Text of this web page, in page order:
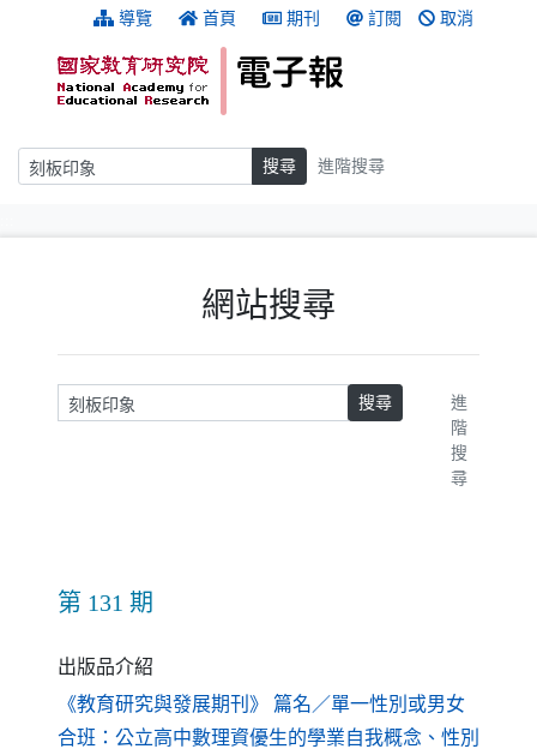
跳到主要內容 導覽 首頁 期刊 訂閱 取消
搜尋 搜尋 進階搜尋
網站搜尋
請輸入關鍵字 搜尋
進
階
搜
尋
第 131 期
出版品介紹
《教育研究與發展期刊》 篇名／單一性別或男女
合班：公立高中數理資優生的學業自我概念、性別